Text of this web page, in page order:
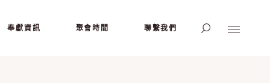
奉獻資訊 聚會時間 聯繫我們